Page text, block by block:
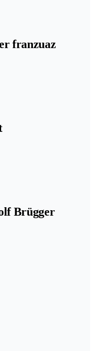
franzuaz
Brügger